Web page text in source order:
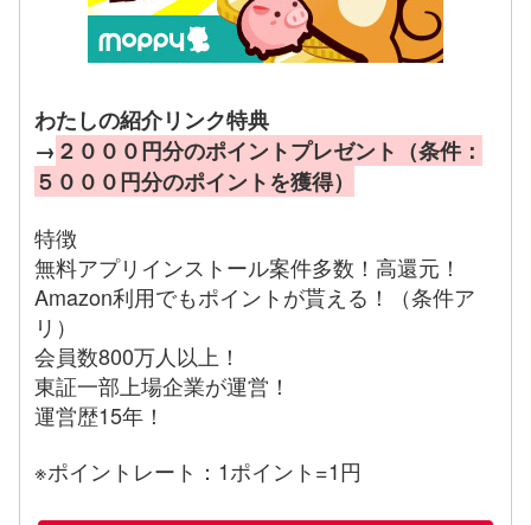
わたしの紹介リンク特典
→ ２０００円分のポイントプレゼント（条件：
５０００円分のポイントを獲得）
特徴
無料アプリインストール案件多数！高還元！
Amazon利用でもポイントが貰える！（条件ア
リ）
会員数800万人以上！
東証一部上場企業が運営！
運営歴15年！
※ポイントレート：1ポイント=1円